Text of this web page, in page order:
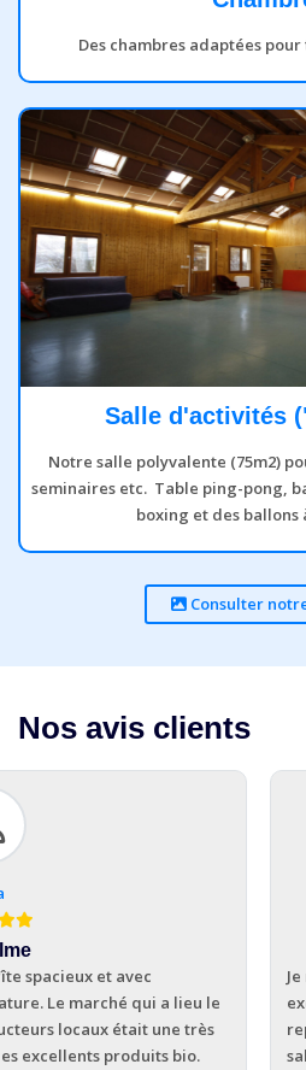
Des chambres adaptées
Salle d'activités
Notre salle polyvalente (75m2)
seminaires etc. Table ping-pong,
boxing et des ballons
Consulter
Nos avis clients
lieu le
très
bio.
Très
Je recommande
exceptionnel, tout y
reposer au coin du
salles de bains aussi.